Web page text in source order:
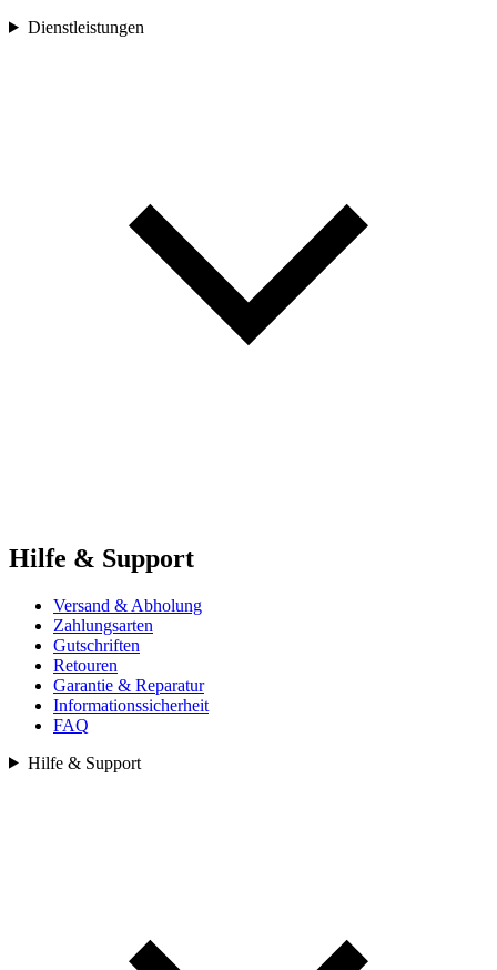
Dienstleistungen
Hilfe & Support
Versand & Abholung
Zahlungsarten
Gutschriften
Retouren
Garantie & Reparatur
Informationssicherheit
FAQ
Hilfe & Support